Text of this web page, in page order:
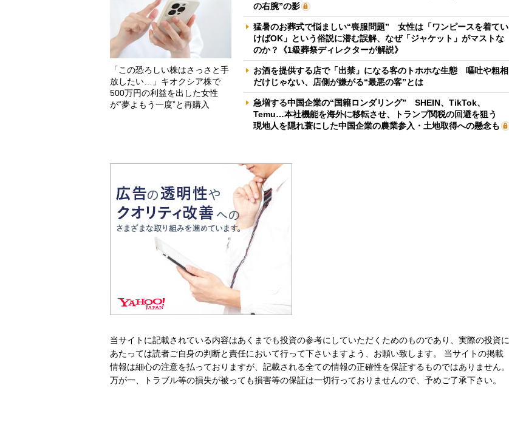
「この恐ろしい株はさっさと手
放したい…」キオクシア株で
500万円の利益を出した女性
が“夢よもう一度”と再購入
の右腕”の影
猛暑のお葬式で悩ましい“喪服問題” 女性は「ワンピースを着てい
けばOK」という俗説に潜む誤解、なぜ「ジャケット」がマストな
のか？《1級葬祭ディレクターが解説》
お酒を提供する店で「出禁」になる客のトホホな生態 嘔吐や粗相
だけじゃない、店側が嫌がる“最悪の客”とは
急増する中国企業の“国籍ロンダリング” SHEIN、TikTok、
Temu…本社機能を海外に移転させ、トランプ関税の回避を狙う
現地人を隠れ蓑にした中国企業の農業参入・土地取得への懸念も
当サイトに記載されている内容はあくまでも投資の参考にしていただくためのものであり、実際の投資に
あたっては読者ご自身の判断と責任において行って下さいますよう、お願い致します。 当サイトの掲載
情報は細心の注意を払っておりますが、記載される全ての情報の正確性を保証するものではありません。
万が一、トラブル等の損失が被っても損害等の保証は一切行っておりませんので、予めご了承下さい。